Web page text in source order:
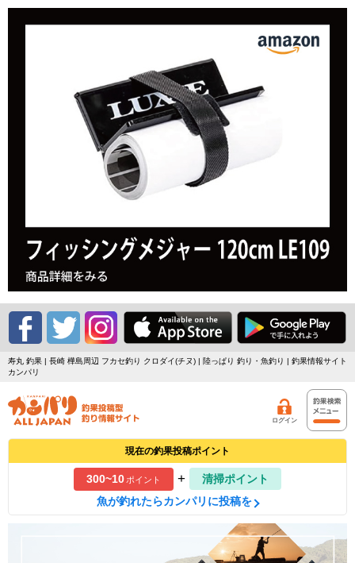
寿丸 釣果 | 長崎 樺島周辺 フカセ釣り クロダイ(チヌ) | 陸っぱり 釣り・魚釣り | 釣果情報サイト
カンパリ
ログイン
現在の釣果投稿ポイント
300~10ポイント +
清掃ポイント
魚が釣れたらカンパリに投稿を